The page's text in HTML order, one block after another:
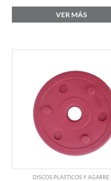
VER MÁS
DISCOS PLASTICOS Y AGARRE